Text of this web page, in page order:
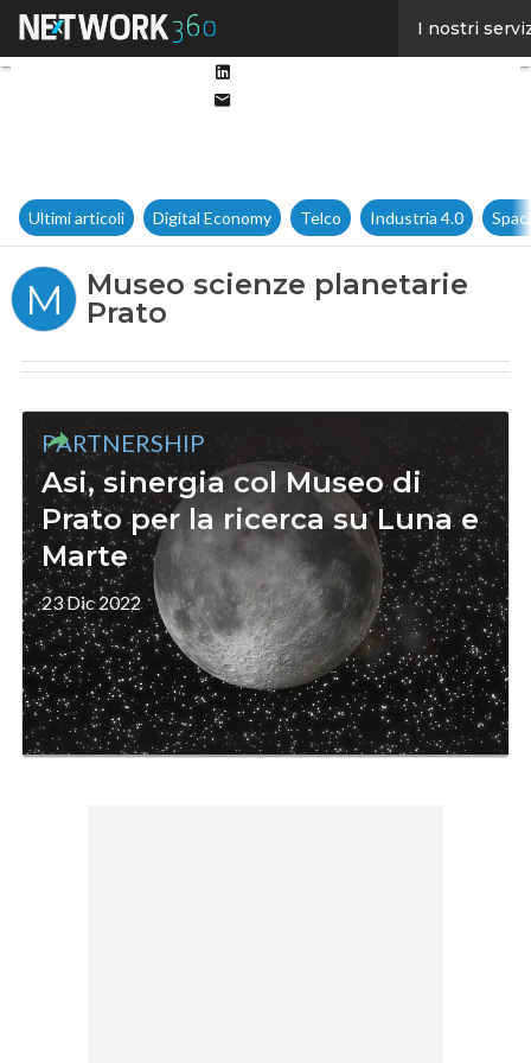
I nostri
Ultimi articoli Digital Economy Telco Industria 4.0
M
Museo scienze planetarie
Prato
PARTNERSHIP
Asi, sinergia col Museo di
Prato per la ricerca su Luna e
Marte
23 Dic 2022